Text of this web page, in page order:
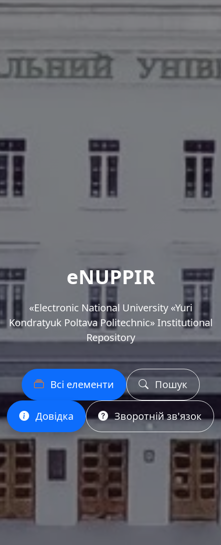
eNUPPIR
«Еlectronic National University «Yuri
Kondratyuk Poltava Politechnic» Institutional
Repository
Всі елементи Пошук
Довідка Зворотній зв'язок